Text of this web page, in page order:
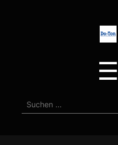
Do-
Ton
☰
Suchen
nach: